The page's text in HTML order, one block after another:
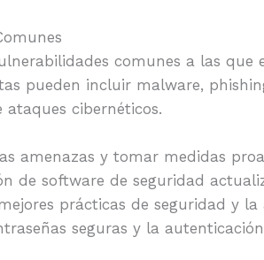
comunes a las que
pueden incluir malware,
cibernéticos.
amenazas y tomar medidas
de software de seguridad
prácticas de seguridad y
seguras y la